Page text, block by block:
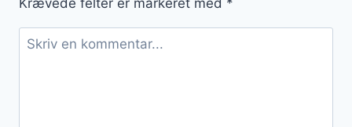
Krævede felter er markeret med *